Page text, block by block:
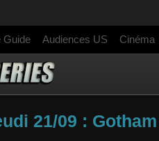
Guide Audiences US Cinéma
21/09 :